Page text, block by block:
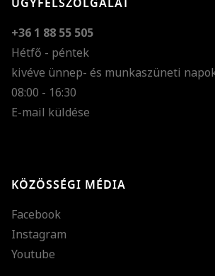
ÜGYFÉLSZOLGÁLAT
+36 1 88 55 505
Hétfő - péntek
kivéve ünnep- és munkaszüneti
08:00 - 16:30
E-mail küldése
KÖZÖSSÉGI MÉDIA
Facebook
Instagram
Youtube